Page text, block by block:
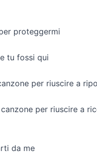
proteggermi
tu fossi qui
per riuscire a
canzone per riuscire a
da me